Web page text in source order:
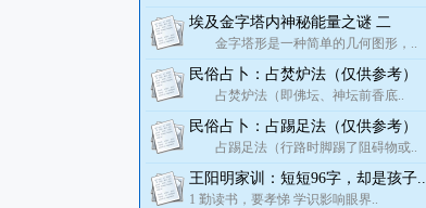
埃及金字塔内神秘能量之谜 二
金字塔形是一种简单的几何图形，..
民俗占卜：占焚炉法（仅供参考）
占焚炉法（即佛坛、神坛前香底..
民俗占卜：占踢足法（仅供参考）
占踢足法（行路时脚踢了阻碍物或..
王阳明家训：短短96字，却是孩子..
1 勤读书，要孝悌 学识影响眼界..